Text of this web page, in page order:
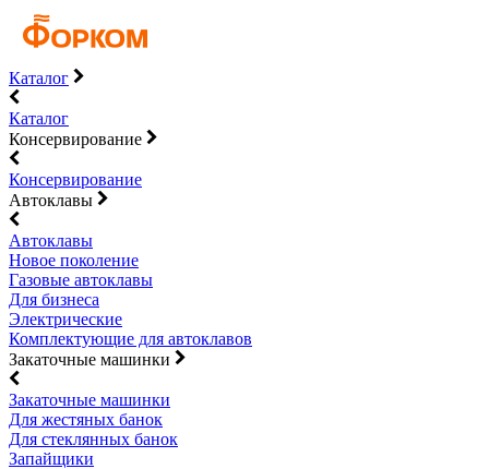
Каталог
Каталог
Консервирование
Консервирование
Автоклавы
Автоклавы
Новое поколение
Газовые автоклавы
Для бизнеса
Электрические
Комплектующие для автоклавов
Закаточные машинки
Закаточные машинки
Для жестяных банок
Для стеклянных банок
Запайщики